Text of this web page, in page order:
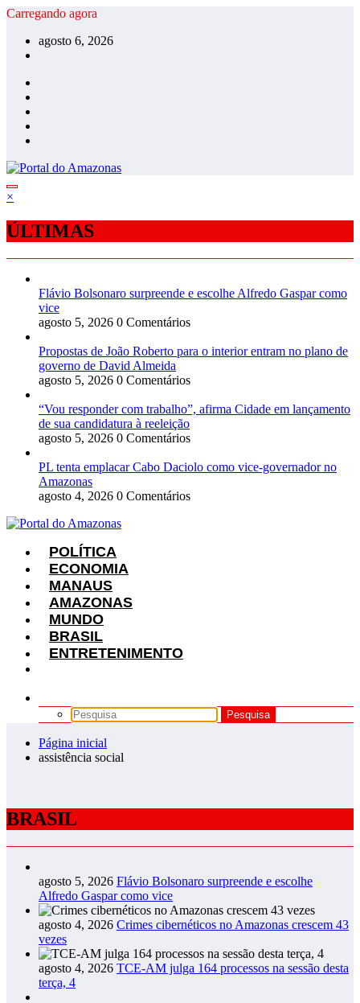
Pular
conteúdo
Carregando agora
agosto 6, 2026
×
ÚLTIMAS
Flávio Bolsonaro surpreende e escolhe Alfredo Gaspar como
vice
agosto 5, 2026 0 Comentários
Propostas de João Roberto para o interior entram no plano de
governo de David Almeida
agosto 5, 2026 0 Comentários
“Vou responder com trabalho”, afirma Cidade em lançamento
de sua candidatura à reeleição
agosto 5, 2026 0 Comentários
PL tenta emplacar Cabo Daciolo como vice-governador no
Amazonas
agosto 4, 2026 0 Comentários
POLÍTICA
ECONOMIA
MANAUS
AMAZONAS
MUNDO
BRASIL
ENTRETENIMENTO
Página inicial
assistência social
BRASIL
agosto 5, 2026 Flávio Bolsonaro surpreende e escolhe
Alfredo Gaspar como vice
agosto 4, 2026 Crimes cibernéticos no Amazonas crescem 43
vezes
agosto 4, 2026 TCE-AM julga 164 processos na sessão desta
terça, 4